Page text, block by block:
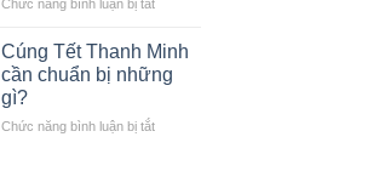
nghi
lễ
chuẩn
tục
Chức năng bình luận bị tắt
Cỗ
Rằm
Chạp:
Cúng Tết Thanh Minh
cần chuẩn bị những
gì?
Chức năng bình luận bị tắtở